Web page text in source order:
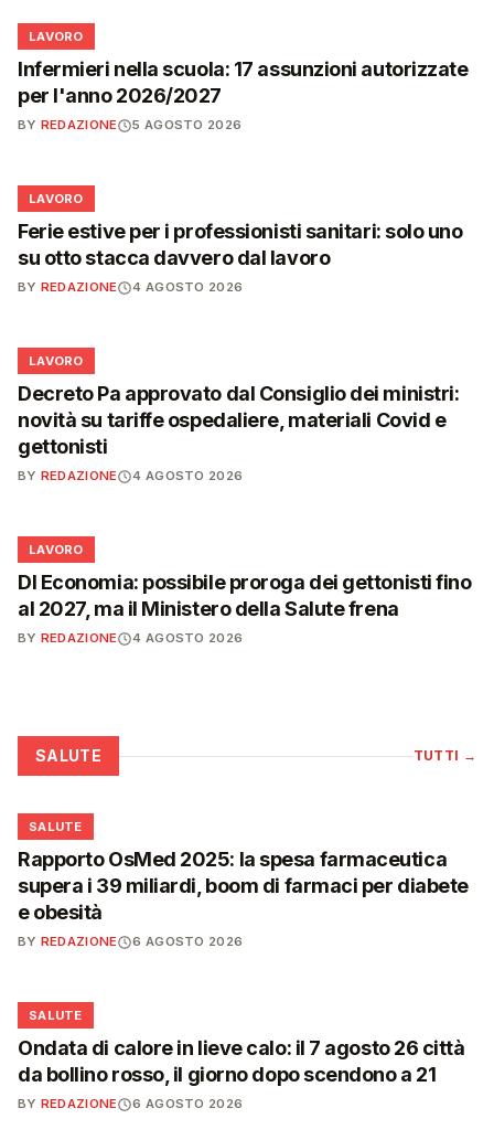
💼
LAVORO
Infermieri nella scuola: 17 assunzioni autorizzate
per l'anno 2026/2027
BY REDAZIONE 5 AGOSTO 2026
💼
LAVORO
Ferie estive per i professionisti sanitari: solo uno
su otto stacca davvero dal lavoro
BY REDAZIONE 4 AGOSTO 2026
💼
LAVORO
Decreto Pa approvato dal Consiglio dei ministri:
novità su tariffe ospedaliere, materiali Covid e
gettonisti
BY REDAZIONE 4 AGOSTO 2026
💼
LAVORO
Dl Economia: possibile proroga dei gettonisti fino
al 2027, ma il Ministero della Salute frena
BY REDAZIONE 4 AGOSTO 2026
SALUTE TUTTI →
❤️
SALUTE
Rapporto OsMed 2025: la spesa farmaceutica
supera i 39 miliardi, boom di farmaci per diabete
e obesità
BY REDAZIONE 6 AGOSTO 2026
❤️
SALUTE
Ondata di calore in lieve calo: il 7 agosto 26 città
da bollino rosso, il giorno dopo scendono a 21
BY REDAZIONE 6 AGOSTO 2026